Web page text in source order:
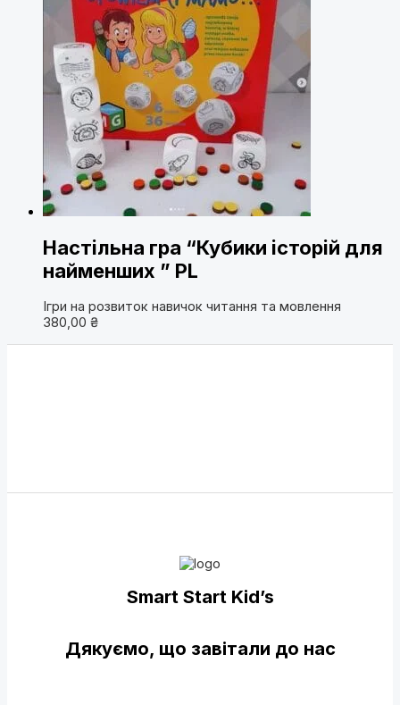
Настільна гра “Кубики історій для
найменших ” PL
Ігри на розвиток навичок читання та мовлення
380,00 ₴
Smart Start Kid’s
Дякуємо, що завітали до нас